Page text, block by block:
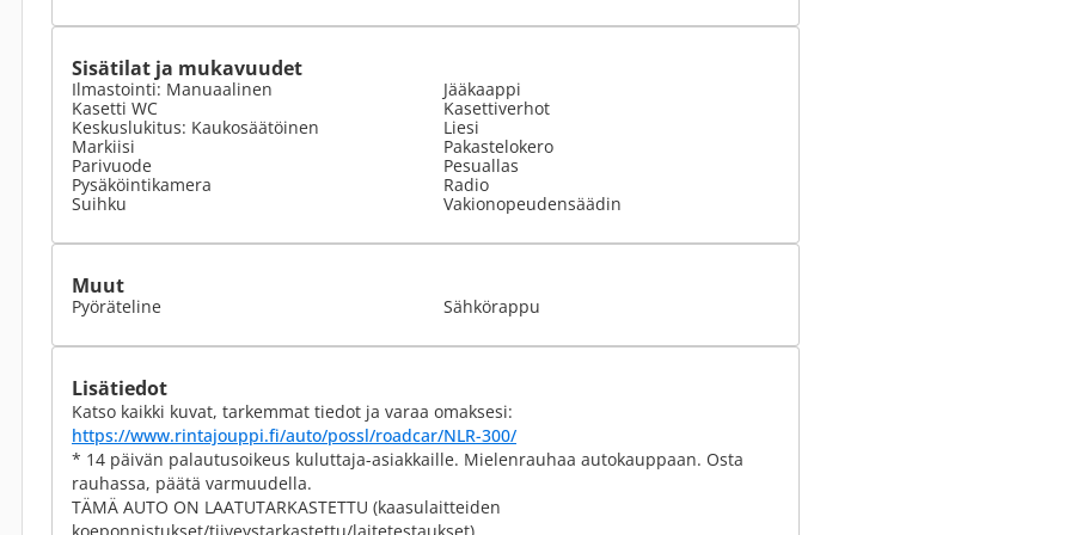
Sisätilat ja mukavuudet
Ilmastointi: Manuaalinen
Kasetti WC
Keskuslukitus: Kaukosäätöinen
Markiisi
Parivuode
Pysäköintikamera
Suihku
Jääkaappi
Kasettiverhot
Liesi
Pakastelokero
Pesuallas
Radio
Vakionopeudensäädin
Muut
Pyöräteline Sähkörappu
Lisätiedot
Katso kaikki kuvat, tarkemmat tiedot ja varaa omaksesi:
https://www.rintajouppi.fi/auto/possl/roadcar/NLR-300/
* 14 päivän palautusoikeus kuluttaja-asiakkaille. Mielenrauhaa autokauppaan. Osta
rauhassa, päätä varmuudella.
TÄMÄ AUTO ON LAATUTARKASTETTU (kaasulaitteiden